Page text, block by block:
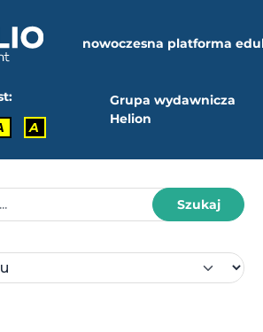
nowoczesna platforma
A
Grupa wydawnicza
Helion
Szukaj